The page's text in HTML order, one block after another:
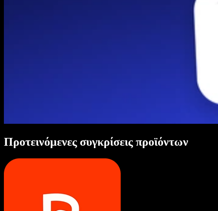
Προτεινόμενες συγκρίσεις προϊόντων